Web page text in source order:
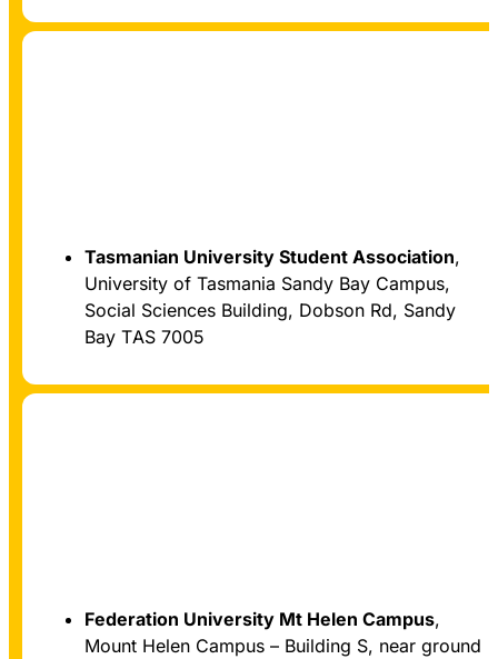
Tasmania
Tasmanian University Student Association,
University of Tasmania Sandy Bay Campus,
Social Sciences Building, Dobson Rd, Sandy
Bay TAS 7005
Victoria
Federation University Mt Helen Campus,
Mount Helen Campus – Building S, near ground